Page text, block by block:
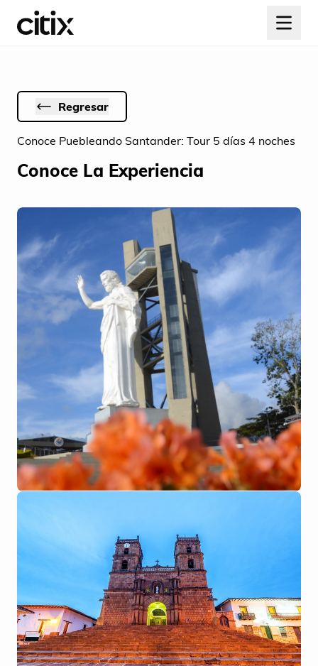
Conoce Puebleando Santander: Tour 5 días 4 noches
Regresar
Conoce La Experiencia